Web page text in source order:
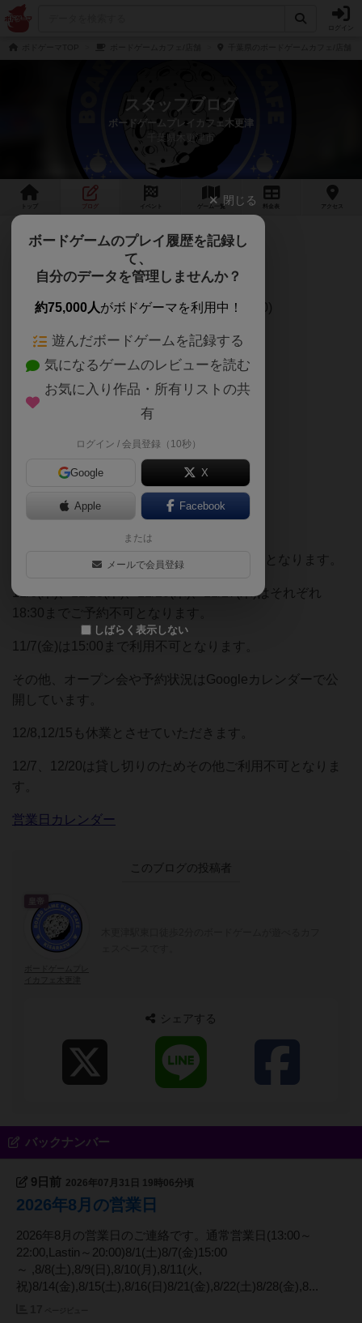
スタッフブログ
ボードゲームプレイカフェ木更津
千葉県木更津市
ゲーム 一覧 料金 アクセス
2025年11月の営業日
2025年11月の営業日のご連絡です。
通常営業日(13:00～22:00,Last in ～20:00)
11/1(土)
11/7(金) 15:00～ ,11/8(土)
11/21(金),11/22(土),11/23(日),11/24(月祝)
11/9(日)は貸し切りのためその他ご利用不可となります。
11/6(木)、11/13(木)、11/20(木)、11/27(木)はそれぞれ
18:30までご予約不可となります。
11/7(金)は15:00まで利用不可となります。
その他、オープン会や予約状況はGoogleカレンダーで公
開しています。
12/8,12/15も休業とさせていただきます。
12/7、12/20は貸し切りのためその他ご利用不可となりま
す。
営業日カレンダー
このブログの投稿者
シェアする
バックナンバー
9日前 2026年07月31日 19時06分頃
2026年8月の営業日
2026年8月の営業日のご連絡です。通常営業日(13:00～
22:00,Lastin～20:00)8/1(土)8/7(金)15:00
～ ,8/8(土),8/9(日),8/10(月),8/11(火,
祝)8/14(金),8/15(土),8/16(日)8/21(金),8/22(土)8/28(金),8...
閉じる
ボードゲームのプレイ履歴を記録し
て、
自分のデータを管理しませんか？
約75,000人がボドゲーマを利用中！
遊んだボードゲームを記録する
気になるゲームのレビューを読む
お気に入り作品・所有リストの共
有
ログイン / 会員登録（10秒）
Google X
Apple Facebook
または
メールで会員登録
しばらく表示しない